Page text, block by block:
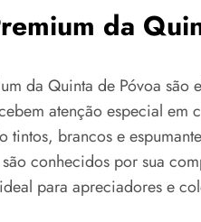
da
da Quinta de Póvoa são
atenção especial
tintos, brancos e
conhecidos por sua
para apreciadores e